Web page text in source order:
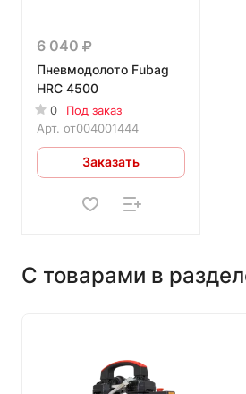
6 040
Пневмодолото Fubag
HRС 4500
0
Под заказ
Арт. от004001444
Заказать
С товарами в